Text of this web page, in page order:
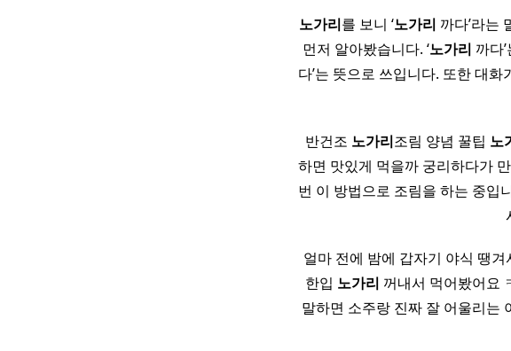
노가리를 보니 ‘노가리 까다’라는
먼저 알아봤습니다. ‘노가리 까다
다’는 뜻으로 쓰입니다. 또한 대
반건조 노가리조림 양념 꿀팁 노
하면 맛있게 먹을까 궁리하다가
번 이 방법으로 조림을 하는 중입
얼마 전에 밤에 갑자기 야식 땡
한입 노가리 꺼내서 먹어봤어요
말하면 소주랑 진짜 잘 어울리는